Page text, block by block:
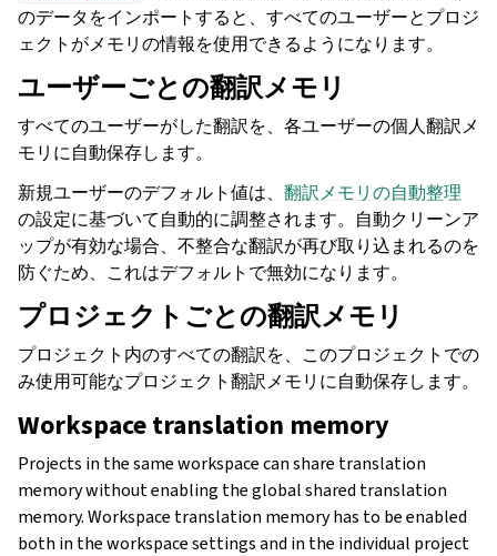
のデータをインポートすると、すべてのユーザーとプロジ
ェクトがメモリの情報を使用できるようになります。
ユーザーごとの翻訳メモリ
すべてのユーザーがした翻訳を、各ユーザーの個人翻訳メ
モリに自動保存します。
新規ユーザーのデフォルト値は、 翻訳メモリの自動整理
の設定に基づいて自動的に調整されます。自動クリーンア
ップが有効な場合、不整合な翻訳が再び取り込まれるのを
防ぐため、これはデフォルトで無効になります。
プロジェクトごとの翻訳メモリ
プロジェクト内のすべての翻訳を、このプロジェクトでの
み使用可能なプロジェクト翻訳メモリに自動保存します。
Workspace translation memory
Projects in the same workspace can share translation
memory without enabling the global shared translation
memory. Workspace translation memory has to be enabled
both in the workspace settings and in the individual project